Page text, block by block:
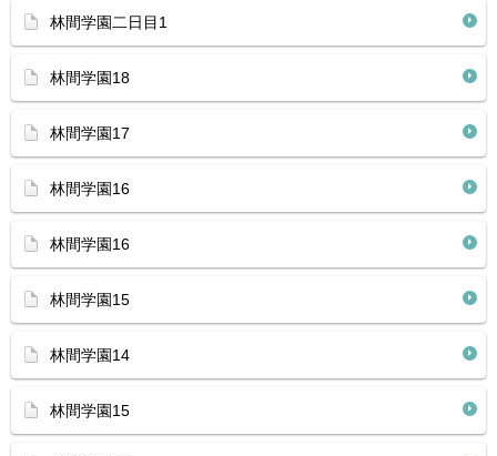
林間学園二日目1
林間学園18
林間学園17
林間学園16
林間学園16
林間学園15
林間学園14
林間学園15